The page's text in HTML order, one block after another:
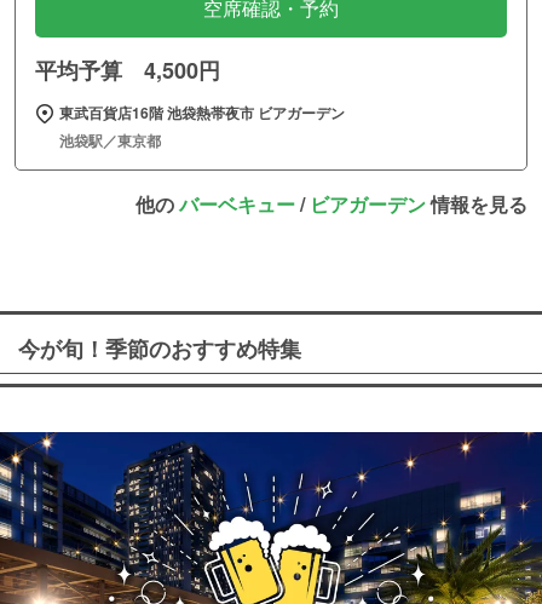
空席確認・予約
平均予算 4,500円
東武百貨店16階 池袋熱帯夜市 ビアガーデン
池袋駅／東京都
他のバーベキュー/ ビアガーデン情報を見る
今が旬！季節のおすすめ特集